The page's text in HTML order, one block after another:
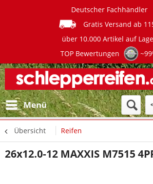
Deutscher Fachhändler
Gratis Versand ab
über 10.000 Artikel auf
TOP Bewertungen
Menü
Übersicht Reifen
26x12.0-12 MAXXIS M7515